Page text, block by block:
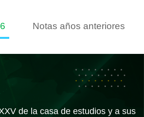
Notas años anteriores
de la casa de estudios y a sus